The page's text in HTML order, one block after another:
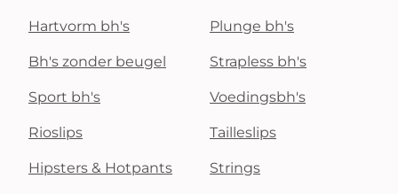
Hartvorm bh's Plunge bh's
Bh's zonder beugel Strapless bh's
Sport bh's Voedingsbh's
Rioslips Tailleslips
Hipsters & Hotpants Strings